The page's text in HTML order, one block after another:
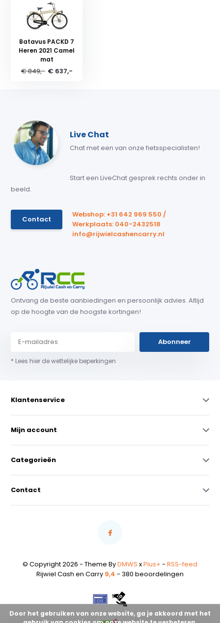
Batavus PACKD 7
Heren 2021 Camel
mat
€ 849,- € 637,-
Live Chat
Chat met een van onze fietsspecialisten!
Start een LiveChat gesprek rechts onder in
beeld.
Contact
Webshop: +31 642 969 550 /
Werkplaats: 040-2432518
info@rijwielcashencarry.nl
Ontvang de beste aanbiedingen en persoonlijk advies. Altijd
op de hoogte van de hoogste kortingen!
Abonneer
* Lees hier de wettelijke beperkingen
Klantenservice
Mijn account
Categorieën
Contact
© Copyright 2026 - Theme ByDMWS xPlus+ - RSS-feed
Rijwiel Cash en Carry 9,4 - 380 beoordelingen
Door het gebruiken van onze website, ga je akkoord met het